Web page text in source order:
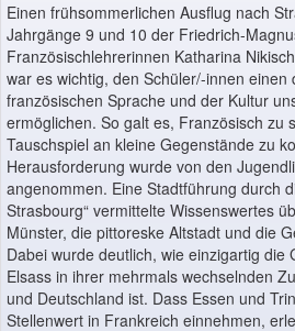
Einen frühsommerlichen Ausflug nach
Jahrgänge 9 und 10 der Friedrich-
Französischlehrerinnen Katharina
war es wichtig, den Schüler/-innen
französischen Sprache und der Kultur
ermöglichen. So galt es, Französisch zu
Tauschspiel an kleine Gegenstände zu
Herausforderung wurde von den
angenommen. Eine Stadtführung durch
Strasbourg“ vermittelte Wissenswertes
Münster, die pittoreske Altstadt und die
Dabei wurde deutlich, wie einzigartig die
Elsass in ihrer mehrmals wechselnden
und Deutschland ist. Dass Essen und
Stellenwert in Frankreich einnehmen,